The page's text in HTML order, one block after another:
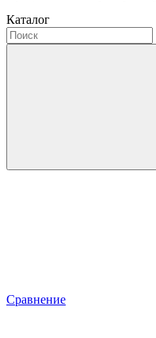
Каталог
Сравнение